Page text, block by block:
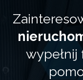
wypełnij